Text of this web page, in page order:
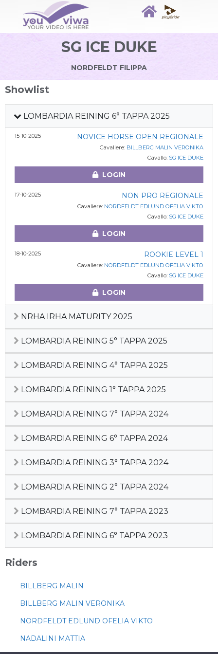
SG ICE DUKE
NORDFELDT FILIPPA
Showlist
LOMBARDIA REINING 6° TAPPA 2025
15-10-2025 NOVICE HORSE OPEN REGIONALE
Cavaliere: BILLBERG MALIN VERONIKA
Cavallo: SG ICE DUKE
LOGIN
17-10-2025 NON PRO REGIONALE
Cavaliere: NORDFELDT EDLUND OFELIA VIKTO
Cavallo: SG ICE DUKE
LOGIN
18-10-2025 ROOKIE LEVEL 1
Cavaliere: NORDFELDT EDLUND OFELIA VIKTO
Cavallo: SG ICE DUKE
LOGIN
NRHA IRHA MATURITY 2025
LOMBARDIA REINING 5° TAPPA 2025
LOMBARDIA REINING 4° TAPPA 2025
LOMBARDIA REINING 1° TAPPA 2025
LOMBARDIA REINING 7° TAPPA 2024
LOMBARDIA REINING 6° TAPPA 2024
LOMBARDIA REINING 3° TAPPA 2024
LOMBARDIA REINING 2° TAPPA 2024
LOMBARDIA REINING 7° TAPPA 2023
LOMBARDIA REINING 6° TAPPA 2023
Riders
BILLBERG MALIN
BILLBERG MALIN VERONIKA
NORDFELDT EDLUND OFELIA VIKTO
NADALINI MATTIA